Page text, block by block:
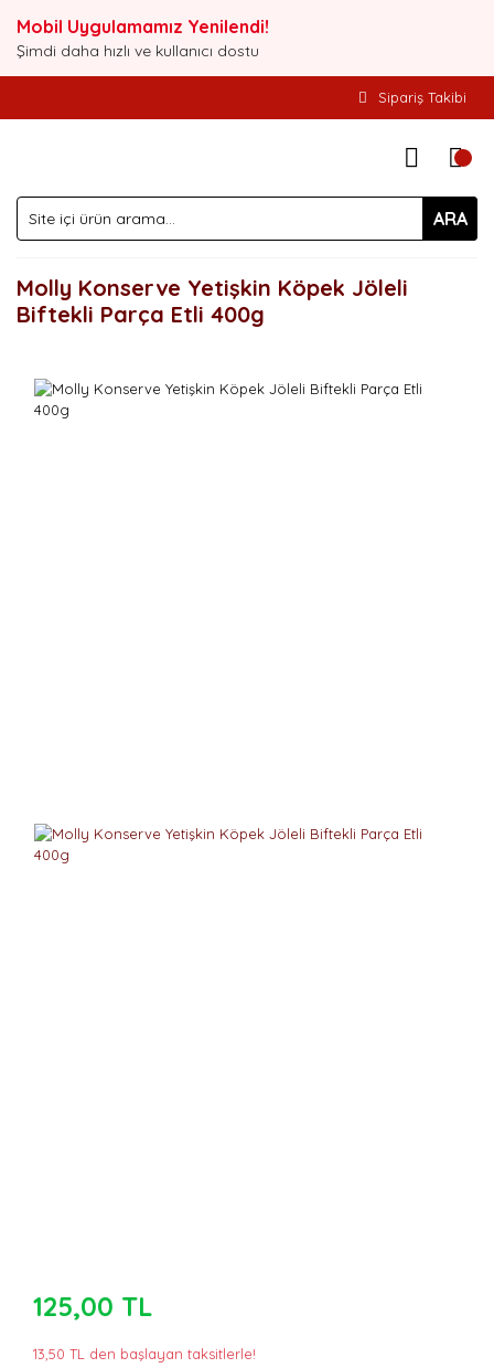
Mobil Uygulamamız Yenilendi!
Şimdi daha hızlı ve kullanıcı dostu
Sipariş Takibi
ARA
Molly Konserve Yetişkin Köpek Jöleli
Biftekli Parça Etli 400g
125,00 TL
13,50 TL den başlayan taksitlerle!